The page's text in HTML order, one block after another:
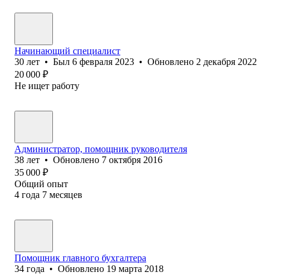
Начинающий специалист
30 лет • Был 6 февраля 2023 • Обновлено 2 декабря 2022
20 000 ₽
Не ищет работу
Администратор, помощник руководителя
38 лет • Обновлено 7 октября 2016
35 000 ₽
Общий опыт
4 года 7 месяцев
Помощник главного бухгалтера
34 года • Обновлено 19 марта 2018